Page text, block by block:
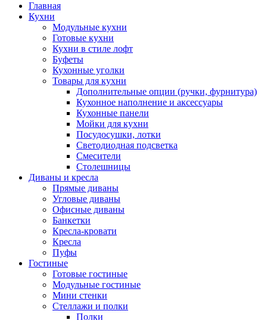
Главная
Кухни
Модульные кухни
Готовые кухни
Кухни в стиле лофт
Буфеты
Кухонные уголки
Товары для кухни
Дополнительные опции (ручки, фурнитура)
Кухонное наполнение и аксессуары
Кухонные панели
Мойки для кухни
Посудосушки, лотки
Светодиодная подсветка
Смесители
Столешницы
Диваны и кресла
Прямые диваны
Угловые диваны
Офисные диваны
Банкетки
Кресла-кровати
Кресла
Пуфы
Гостиные
Готовые гостиные
Модульные гостиные
Мини стенки
Стеллажи и полки
Полки